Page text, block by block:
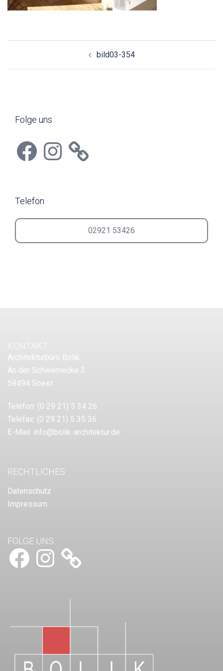
bild03-354
Folge uns
FacebookInstagram
Telefon
02921 53426
KONTAKT
Architekturbüro Bolik
An der Schwemecke 3
59494 Soest
Telefon: (0 29 21) 5 34 26
Telefax: (0 29 21) 5 35 36
E-Mail: info@bolik-architektur.de
RECHTLICHES
Datenschutz
Impressum
FOLGE UNS
FacebookInstagram